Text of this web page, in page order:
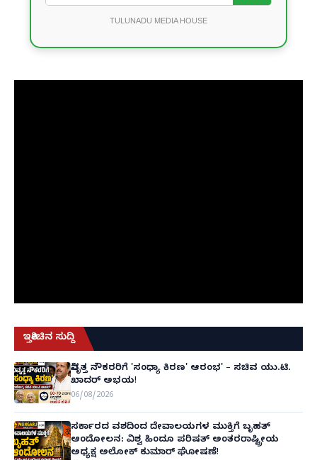
TULUNADU MEDIA HOUSE
ಇತ್ತೀಚಿನ ಸುದ್ದಿ
ನಿವೃತ್ತ ನೌಕರರಿಗೆ 'ಸಂಧ್ಯಾ ಕಿರಣ' ಆರಂಭ' – ಸಚಿವ ಯು.ಟಿ.
ಖಾದರ್ ಅಭಯ!
06/08/2026
ಸರ್ಕಾರದ ವಶದಿಂದ ದೇವಾಲಯಗಳ ಮುಕ್ತಿಗೆ ಬೃಹತ್
ಆಂದೋಲನ: ವಿಶ್ವ ಹಿಂದೂ ಪರಿಷತ್ ಅಂತರರಾಷ್ಟ್ರೀಯ
ಅಧ್ಯಕ್ಷ ಅಲೋಕ್ ಕುಮಾರ್ ಘೋಷಣೆ!